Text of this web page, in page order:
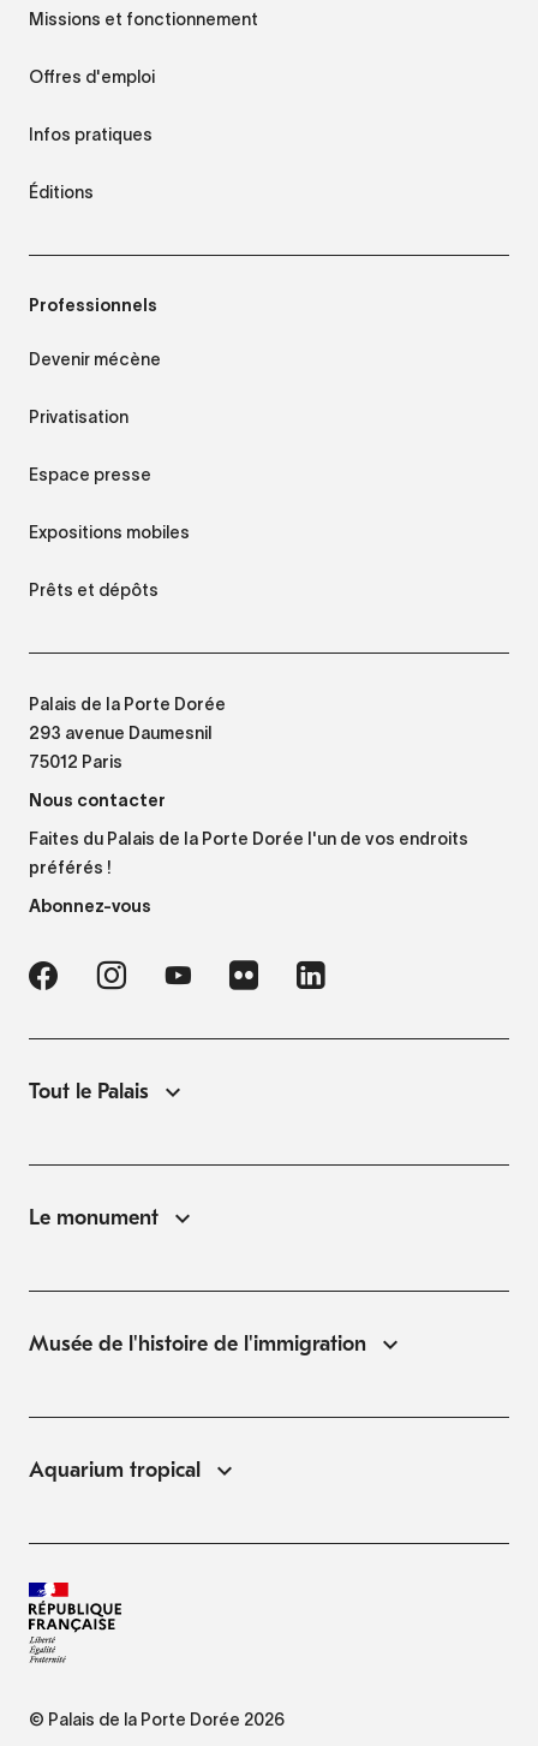
Missions et fonctionnement
Offres d'emploi
Infos pratiques
Éditions
Professionnels
Devenir mécène
Privatisation
Espace presse
Expositions mobiles
Prêts et dépôts
Palais de la Porte Dorée
293 avenue Daumesnil
75012 Paris
Nous contacter
Faites du Palais de la Porte Dorée l'un de vos endroits
préférés !
Abonnez-vous
Tout le Palais
Le monument
Musée de l'histoire de l'immigration
Aquarium tropical
© Palais de la Porte Dorée 2026